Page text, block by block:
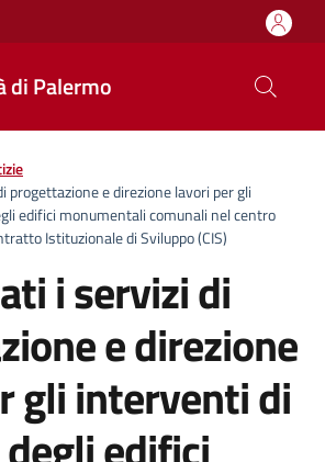
di Palermo
progettazione e direzione lavori per gli
edifici monumentali comunali nel centro
Istituzionale di Sviluppo (CIS)
i servizi di
e direzione
gli interventi di